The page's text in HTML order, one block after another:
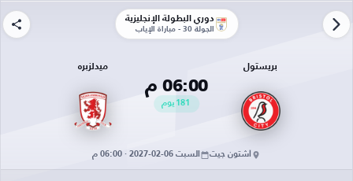
دوري البطولة الإنجليزية
الجولة 30 - مباراة الإياب
بريستول
06:00 م
181 يوم
ميدلزبره
أشتون جيت السبت 06-02-2027 · 06:00 م